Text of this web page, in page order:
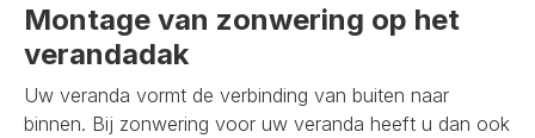
Montage van zonwering op het
verandadak
Uw veranda vormt de verbinding van buiten naar
binnen. Bij zonwering voor uw veranda heeft u dan ook